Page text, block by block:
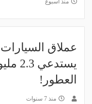
منذ أسبوع
عملاق السيارات
العطور!
منذ 7 سنوات